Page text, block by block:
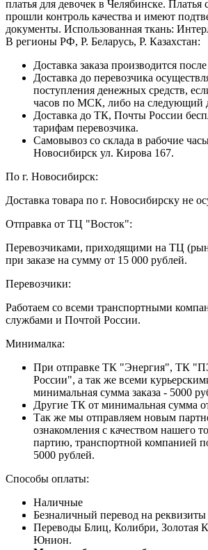
платья для девочек в Челябинске. Платья
прошли контроль качества и имеют
документы. Использованная ткань:
В регионы РФ, Р. Беларусь, Р. Казахстан:
Доставка заказа производится
Доставка до перевозчика
поступления денежных средств,
часов по МСК, либо на следующий
Доставка до ТК, Почты России
тарифам перевозчика.
Самовывоз со склада в рабочие
Новосибирск ул. Кирова 167.
По г. Новосибирск:
Доставка товара по г. Новосибирску не
Отправка от ТЦ "Восток":
Перевозчиками, приходящими на ТЦ
при заказе на сумму от 15 000 рублей.
Перевозчики:
Работаем со всеми транспортными
службами и Почтой России.
Минималка:
При отправке ТК "Энергия", ТК
России", а так же всеми
минимальная сумма заказа - 5000
Другие ТК от минимальная сумма
Так же мы отправляем новым
ознакомления с качеством нашего
партию, транспортной компанией
5000 рублей.
Способы оплаты:
Наличные
Безналичный перевод на реквизиты
Переводы Блиц, Колибри, Золотая
Юнион.